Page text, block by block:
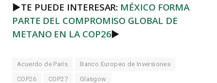
►TE PUEDE INTERESAR: MÉXICO FORMA
PARTE DEL COMPROMISO GLOBAL DE
METANO EN LA COP26►
Acuerdo de París Banco Europeo de Inversiones
COP26 COP27 Glasgow